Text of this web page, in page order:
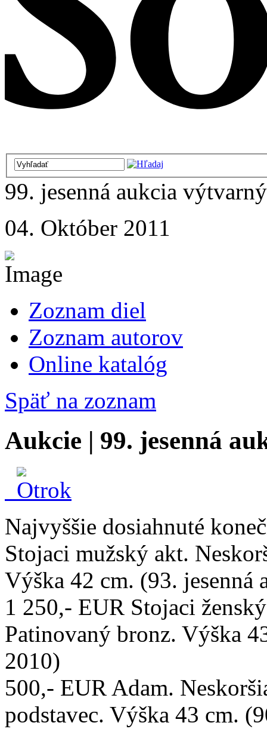
99. jesenná aukcia
04. Október 2011
Zoznam diel
Zoznam autorov
Online katalóg
Späť na zoznam
Aukcie | 99. jesenná
Najvyššie dosiahnuté
Stojaci mužský akt.
Výška 42 cm. (93. jesenná
1 250,- EUR Stojaci
Patinovaný bronz. Výška
2010)
500,- EUR Adam.
podstavec. Výška 43 cm.